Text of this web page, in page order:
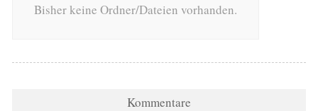
Bisher keine Ordner/Dateien vorhanden.
Kommentare